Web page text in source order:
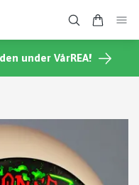
under VårREA!